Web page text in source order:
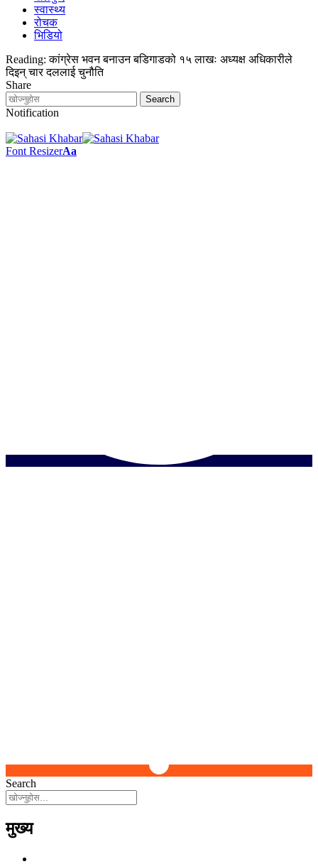
स्वास्थ्य
रोचक
भिडियो
Reading: कांग्रेस भवन बनाउन बडिगाडको १५ लाखः अध्यक्ष अधिकारीले
दिइन् चार दललाई चुनौति
Share
Notification
Font ResizerAa
Search
मुख्य